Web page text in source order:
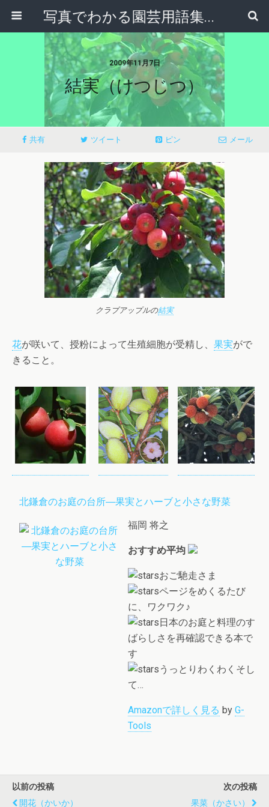
写真でわかる園芸用語集｜見て納得！かんたんガーデニング用語辞典
2009年11月7日
結実（けつじつ）
共有 ツイート ピン メール
クラブアップルの結実
花が咲いて、授粉によって生殖細胞が受精し、 果実がで
きること。
北鎌倉のお庭の台所―果実とハーブと小さな野菜
福岡 将之
おすすめ平均
おご馳走さま
ページをめくるたび
に、ワクワク♪
日本のお庭と料理のす
ばらしさを再確認できる本で
す
うっとりわくわくそし
て…
Amazonで詳しく見る by G-
Tools
以前の投稿
開花（かいか）
次の投稿
果菜（かさい）